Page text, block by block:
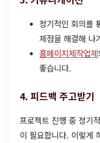
정기적인 회의를
제점을 해결해 나
홈페이지제작업체
좋습니다.
4. 피드백 주고받기
프로젝트 진행 중 정기
이 필요합니다. 이렇게